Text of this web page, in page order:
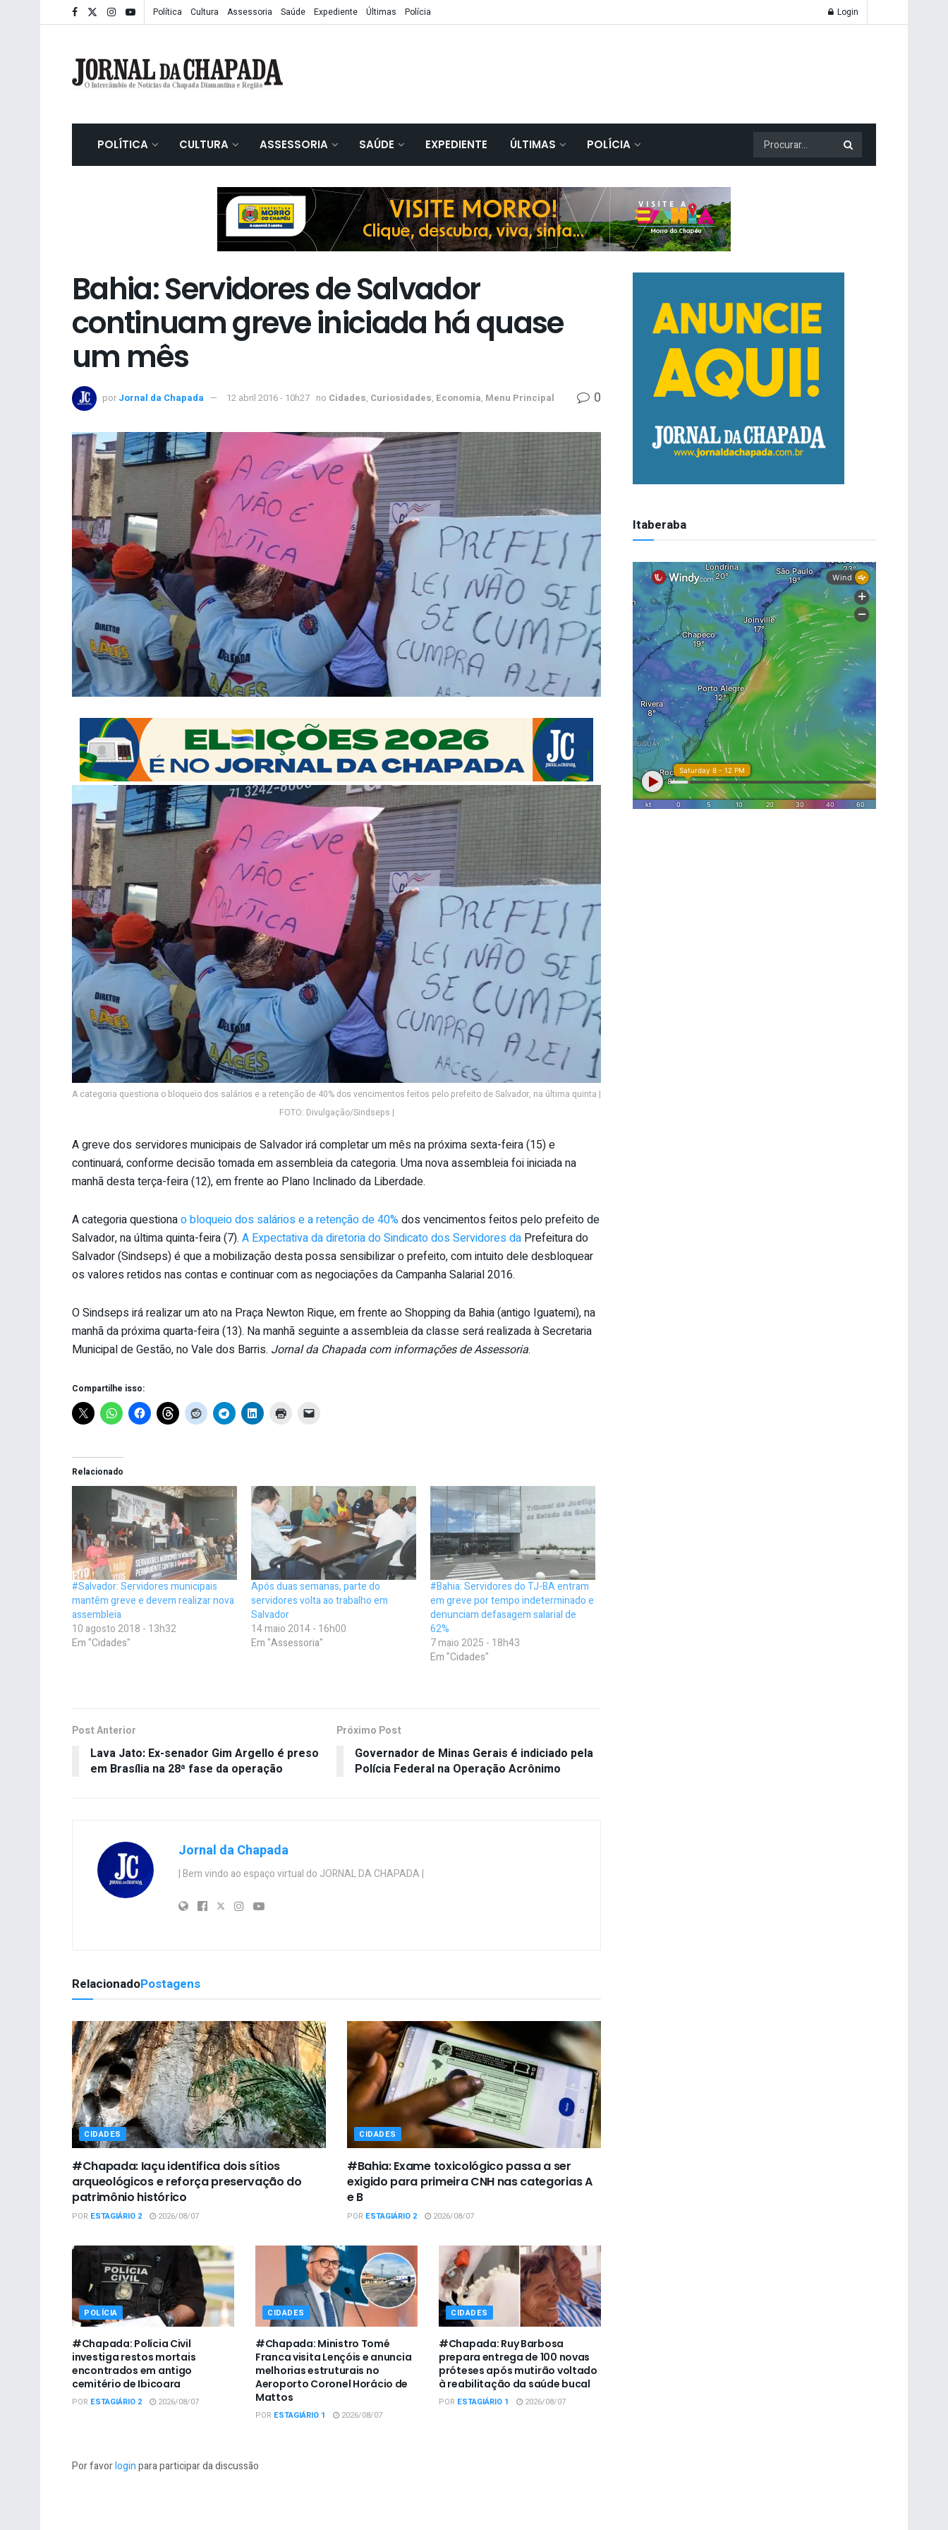
Política Cultura Assessoria Saúde Expediente Últimas Polícia Login
POLÍTICA CULTURA ASSESSORIA SAÚDE EXPEDIENTE ÚLTIMAS POLÍCIA
Bahia: Servidores de Salvador
continuam greve iniciada há quase
um mês
por Jornal da Chapada 12 abril 2016 - 10h27 no Cidades, Curiosidades, Economia, Menu Principal 0
A categoria questiona o bloqueio dos salários e a retenção de 40% dos vencimentos feitos pelo prefeito de Salvador, na última quinta |
FOTO: Divulgação/Sindseps |
A greve dos servidores municipais de Salvador irá completar um mês na próxima sexta-feira (15) e
continuará, conforme decisão tomada em assembleia da categoria. Uma nova assembleia foi iniciada na
manhã desta terça-feira (12), em frente ao Plano Inclinado da Liberdade.
A categoria questionao bloqueio dos salários e a retenção de 40%dos vencimentos feitos pelo prefeito de
Salvador, na última quinta-feira (7). A Expectativa da diretoria do Sindicato dos Servidores da Prefeitura do
Salvador (Sindseps) é que a mobilização desta possa sensibilizar o prefeito, com intuito dele desbloquear
os valores retidos nas contas e continuar com as negociações da Campanha Salarial 2016.
O Sindseps irá realizar um ato na Praça Newton Rique, em frente ao Shopping da Bahia (antigo Iguatemi), na
manhã da próxima quarta-feira (13). Na manhã seguinte a assembleia da classe será realizada à Secretaria
Municipal de Gestão, no Vale dos Barris. Jornal da Chapada com informações de Assessoria.
Compartilhe isso:
Relacionado
#Salvador: Servidores municipais
mantêm greve e devem realizar nova
assembleia
10 agosto 2018 - 13h32
Em "Cidades"
Após duas semanas, parte do
servidores volta ao trabalho em
Salvador
14 maio 2014 - 16h00
Em "Assessoria"
#Bahia: Servidores do TJ-BA entram
em greve por tempo indeterminado e
denunciam defasagem salarial de
62%
7 maio 2025 - 18h43
Em "Cidades"
Post Anterior
Lava Jato: Ex-senador Gim Argello é preso
em Brasília na 28ª fase da operação
Próximo Post
Governador de Minas Gerais é indiciado pela
Polícia Federal na Operação Acrônimo
Jornal da Chapada
| Bem vindo ao espaço virtual do JORNAL DA CHAPADA |
RelacionadoPostagens
CIDADES
#Chapada: Iaçu identifica dois sítios
arqueológicos e reforça preservação do
patrimônio histórico
POR ESTAGIÁRIO 2 2026/08/07
CIDADES
#Bahia: Exame toxicológico passa a ser
exigido para primeira CNH nas categorias A
e B
POR ESTAGIÁRIO 2 2026/08/07
POLÍCIA
#Chapada: Polícia Civil
investiga restos mortais
encontrados em antigo
cemitério de Ibicoara
POR ESTAGIÁRIO 2 2026/08/07
CIDADES
#Chapada: Ministro Tomé
Franca visita Lençóis e anuncia
melhorias estruturais no
Aeroporto Coronel Horácio de
Mattos
POR ESTAGIÁRIO 1 2026/08/07
CIDADES
#Chapada: Ruy Barbosa
prepara entrega de 100 novas
próteses após mutirão voltado
à reabilitação da saúde bucal
POR ESTAGIÁRIO 1 2026/08/07
Por favorloginpara participar da discussão
Itaberaba